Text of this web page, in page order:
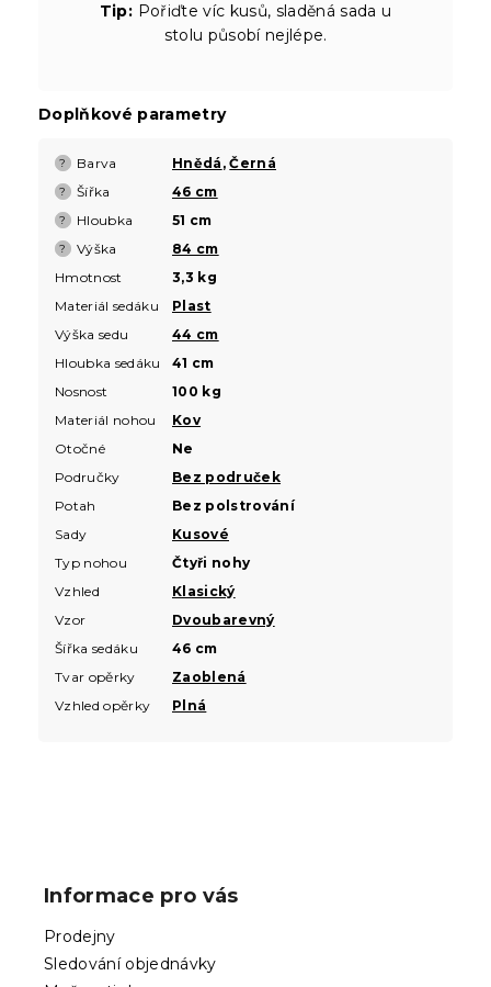
Tip: Pořiďte víc kusů, sladěná sada u
stolu působí nejlépe.
Doplňkové parametry
? Barva Hnědá ,Černá
? Šířka 46 cm
? Hloubka 51 cm
? Výška
84 cm
Hmotnost
3,3 kg
Materiál sedáku
Plast
Výška sedu
44 cm
Hloubka sedáku
41 cm
Nosnost
100 kg
Materiál nohou
Kov
Otočné
Ne
Područky
Bez područek
Potah
Bez polstrování
Sady
Kusové
Typ nohou
Čtyři nohy
Vzhled
Klasický
Vzor
Dvoubarevný
Šířka sedáku
46 cm
Tvar opěrky
Zaoblená
Vzhled opěrky
Plná
Informace pro vás
Prodejny
Sledování objednávky